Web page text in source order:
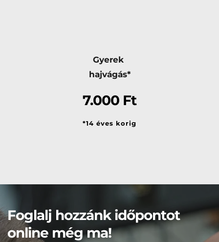
Gyerek
hajvágás*
7.000 Ft
*14 éves korig
Foglalj hozzánk időpontot
online még ma!